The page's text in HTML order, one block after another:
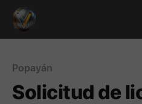
Popayán
Solicitud de